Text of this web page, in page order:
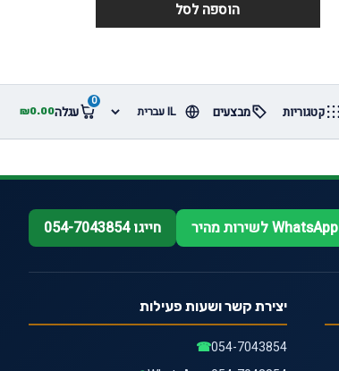
הוספה לסל
קטגוריות מבצעים
0
עגלה ₪0.00
WhatsApp לשירות מהיר חייגו 054-7043854
יצירת קשר ושעות פעילות
☎054-7043854